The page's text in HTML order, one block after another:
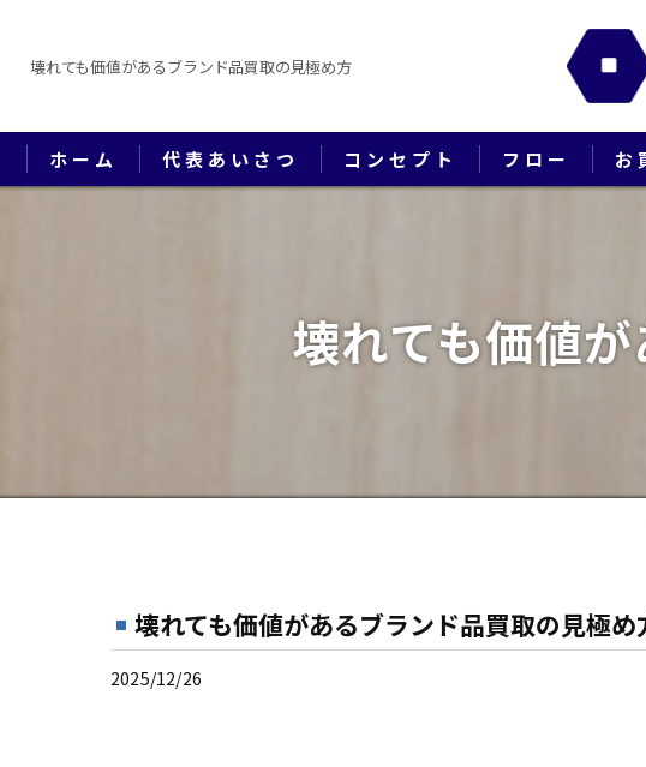
壊れても価値があるブランド品買取の見極め方
ホーム 代表あいさつ コンセプト フロー お
壊れても価値
壊れても価値があるブランド品買取の見極め
2025/12/26